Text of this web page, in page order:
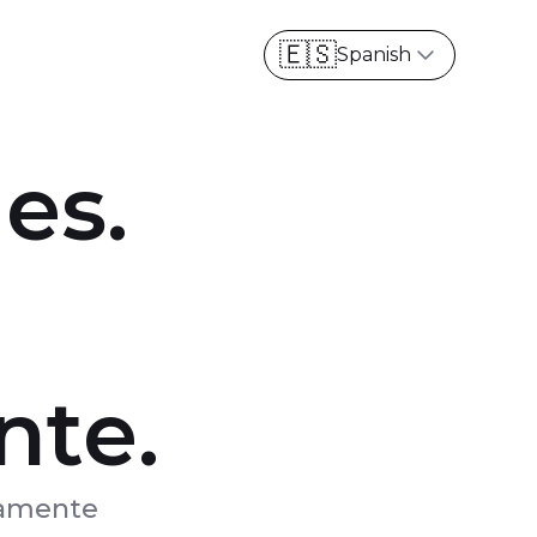
Spanish